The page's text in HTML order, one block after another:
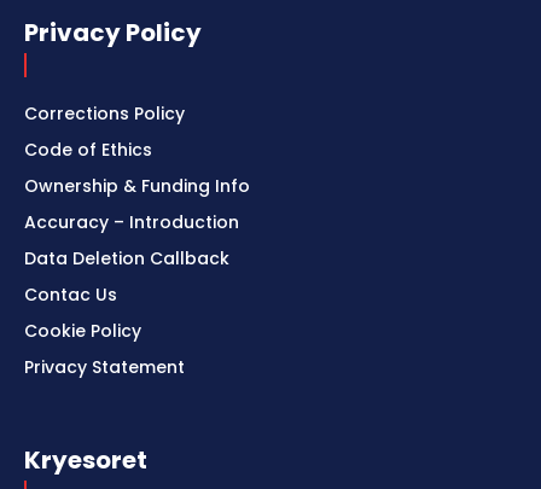
Privacy Policy
Corrections Policy
Code of Ethics
Ownership & Funding Info
Accuracy – Introduction
Data Deletion Callback
Contac Us
Cookie Policy
Privacy Statement
Kryesoret